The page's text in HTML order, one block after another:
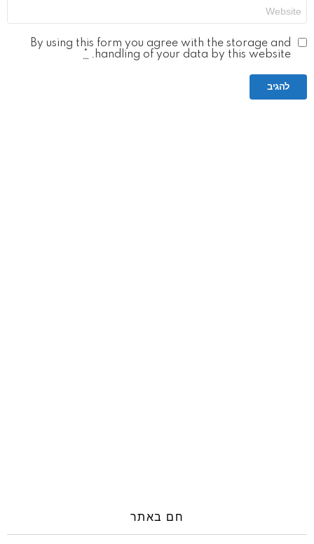
By using this form you agree with the storage and
handling of your data by this website.
חם באתר